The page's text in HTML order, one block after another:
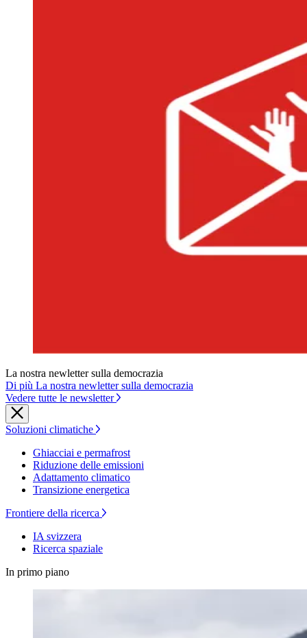
La nostra newletter sulla democrazia
Di più La nostra newletter sulla democrazia
Vedere tutte le newsletter
Soluzioni climatiche
Ghiacciai e permafrost
Riduzione delle emissioni
Adattamento climatico
Transizione energetica
Frontiere della ricerca
IA svizzera
Ricerca spaziale
In primo piano